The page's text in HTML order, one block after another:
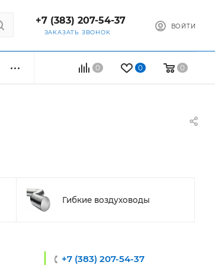
+7 (383) 207-54-37
ЗАКАЗАТЬ ЗВОНОК
ВОЙТИ
0 0 0
Гибкие воздуховоды
+7 (383) 207-54-37